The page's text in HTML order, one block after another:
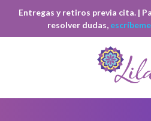
Entregas y retiros previa cita. |
resolver dudas,